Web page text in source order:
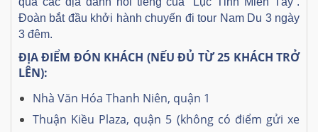
Đoàn bắt đầu khởi hành chuyến đi tour Nam Du 3 ngày
3 đêm.
ĐỊA ĐIỂM ĐÓN KHÁCH (NẾU ĐỦ TỪ 25 KHÁCH TRỞ
LÊN):
Nhà Văn Hóa Thanh Niên, quận 1
Thuận Kiều Plaza, quận 5 (không có điểm gửi xe